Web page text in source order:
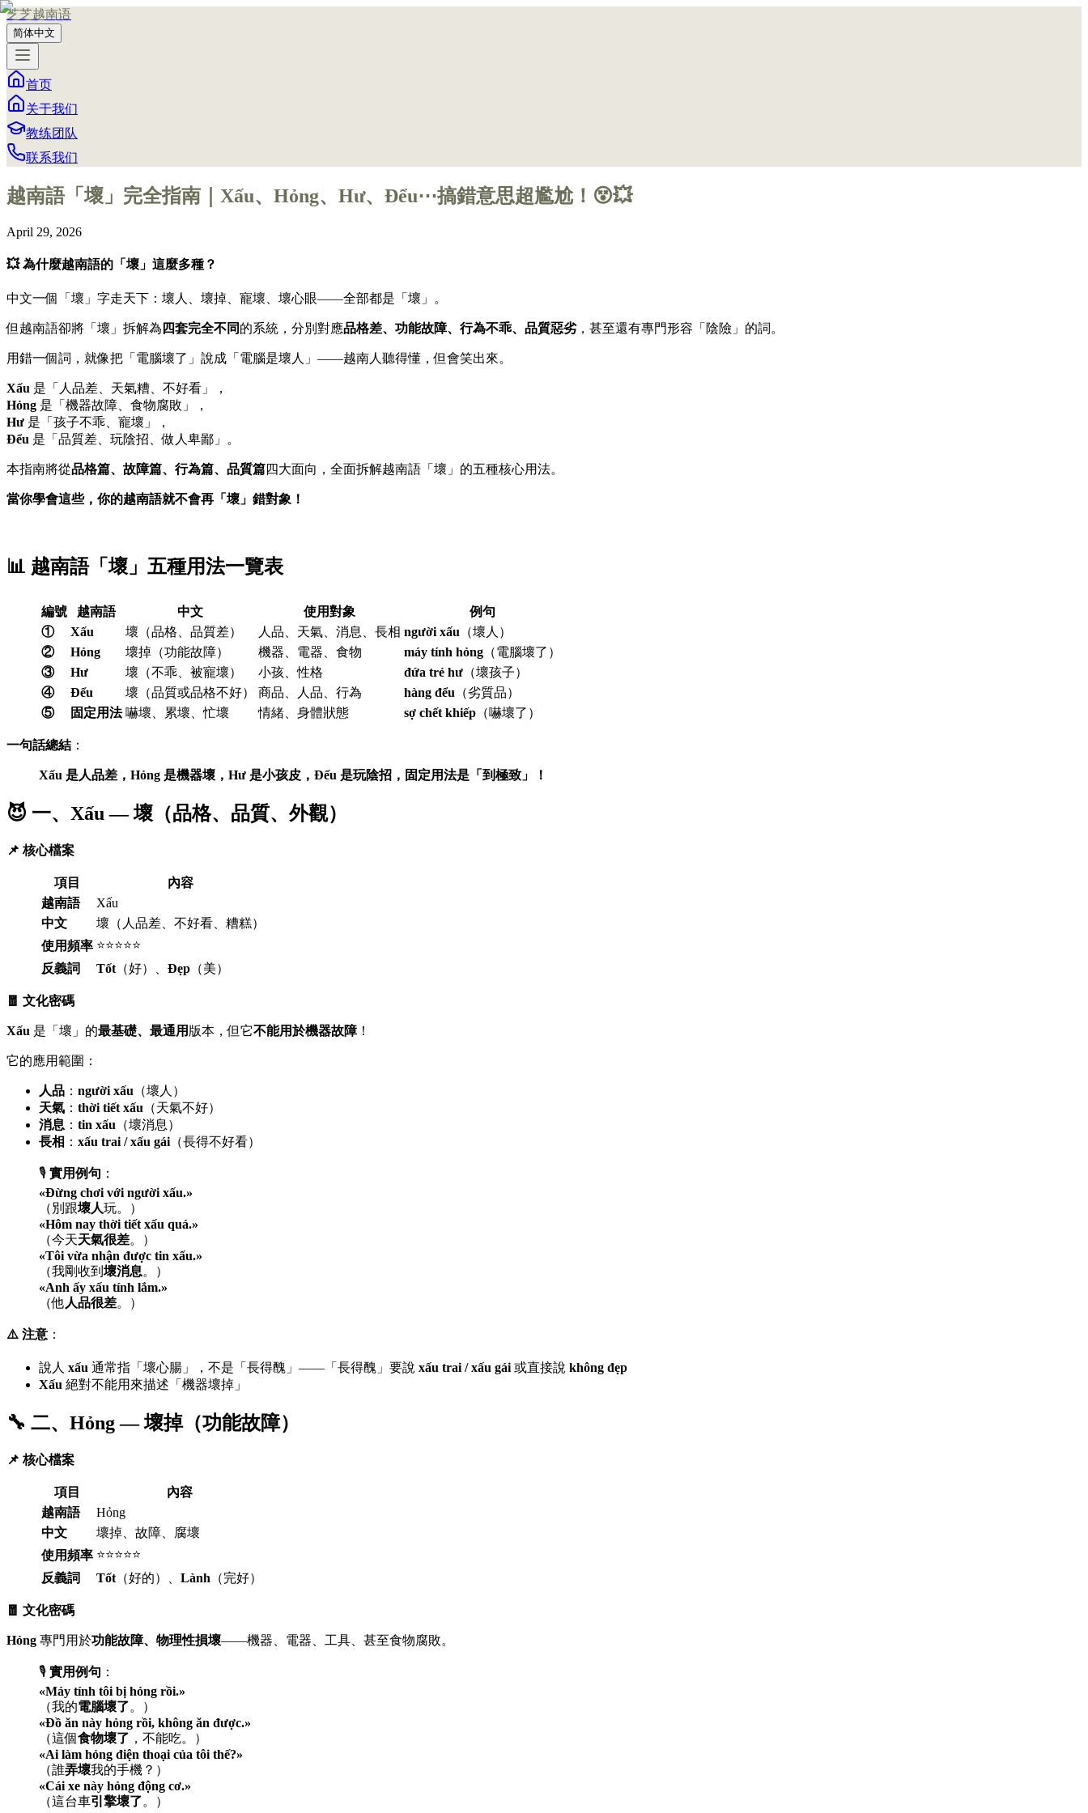
芝芝越南语
简体中文
首页
关于我们
教练团队
联系我们
越南語「壞」完全指南｜Xấu、Hỏng、Hư、Đểu⋯搞錯意思超尷尬！😵💥
April 29, 2026
💥 為什麼越南語的「壞」這麼多種？
中文一個「壞」字走天下：壞人、壞掉、寵壞、壞心眼——全部都是「壞」。
但越南語卻將「壞」拆解為 四套完全不同 的系統，分別對應品格差、功能故障、行為不乖、品質惡劣，甚至還有專門形容「陰險」的詞。
用錯一個詞，就像把「電腦壞了」說成「電腦是壞人」——越南人聽得懂，但會笑出來。
Xấu 是「人品差、天氣糟、不好看」，
Hỏng 是「機器故障、食物腐敗」，
Hư 是「孩子不乖、寵壞」，
Đểu 是「品質差、玩陰招、做人卑鄙」。
本指南將從品格篇、故障篇、行為篇、品質篇四大面向，全面拆解越南語「壞」的五種核心用法。
當你學會這些，你的越南語就不會再「壞」錯對象！
📊 越南語「壞」五種用法一覽表
編號 越南語 中文 使用對象
例句
①
Xấu 壞（品格、品質差） 人品、天氣、消息、長相 người xấu （壞人）
②
Hỏng 壞掉（功能故障） 機器、電器、食物 máy tính hỏng （電腦壞了）
③
Hư 壞（不乖、被寵壞） 小孩、性格 đứa trẻ hư （壞孩子）
④
Đểu 壞（品質或品格不好） 商品、人品、行為 hàng đểu （劣質品）
⑤
固定用法 嚇壞、累壞、忙壞 情緒、身體狀態 sợ chết khiếp （嚇壞了）
一句話總結 ：
Xấu 是人品差，Hỏng 是機器壞，Hư 是小孩皮，Đểu 是玩陰招，固定用法是「到極致」！
😈 一、Xấu — 壞（品格、品質、外觀）
📌 核心檔案
項目
內容
越南語
Xấu
中文
壞（人品差、不好看、糟糕）
使用頻率 ⭐⭐⭐⭐⭐
反義詞
Tốt （好）、 Đẹp （美）
🧧 文化密碼
Xấu 是「壞」的最基礎、最通用 版本，但它不能用於機器故障！
它的應用範圍：
人品 ： người xấu （壞人）
天氣 ： thời tiết xấu （天氣不好）
消息 ： tin xấu （壞消息）
長相 ： xấu trai / xấu gái （長得不好看）
🎙️ 實用例句 ：
«Đừng chơi với người xấu.»
（別跟壞人玩。）
«Hôm nay thời tiết xấu quá.»
（今天天氣很差。）
«Tôi vừa nhận được tin xấu.»
（我剛收到 壞消息。）
«Anh ấy xấu tính lắm.»
（他 人品很差。）
⚠️ 注意 ：
說人 xấu 通常指「壞心腸」，不是「長得醜」——「長得醜」要說 xấu trai / xấu gái 或直接說 không đẹp
Xấu 絕對不能用來描述「機器壞掉」
🔧 二、Hỏng — 壞掉（功能故障）
📌 核心檔案
項目
內容
越南語
Hỏng
中文
壞掉、故障、腐壞
使用頻率 ⭐⭐⭐⭐⭐
反義詞
Tốt （好的）、 Lành （完好）
🧧 文化密碼
Hỏng 專門用於功能故障、物理性損壞——機器、電器、工具、甚至食物腐敗。
🎙️ 實用例句 ：
«Máy tính tôi bị hỏng rồi.»
（我的電腦壞了。）
«Đồ ăn này hỏng rồi, không ăn được.»
（這個食物壞了 ，不能吃。）
«Ai làm hỏng điện thoại của tôi thế?»
（誰弄壞我的手機？）
«Cái xe này hỏng động cơ.»
（這台車引擎壞了。）